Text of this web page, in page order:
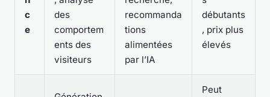
c
e
des
comportem
ents des
visiteurs
recommanda
tions
alimentées
par l’IA
débutants
, prix plus
élevés
Peut